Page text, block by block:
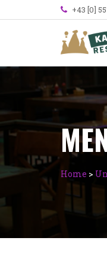
+43 [0]
Home >